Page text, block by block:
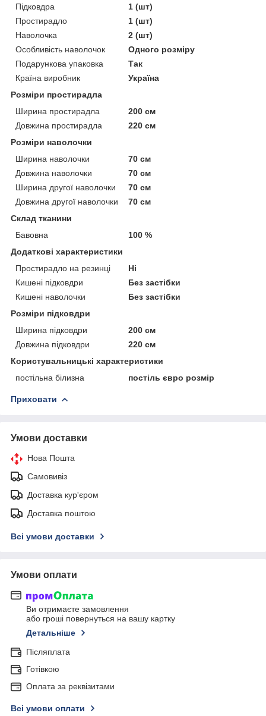
Підковдра
1 (шт)
Простирадло
1 (шт)
Наволочка
2 (шт)
Особливість наволочок
Одного розміру
Подарункова упаковка
Так
Країна виробник
Україна
Розміри простирадла
Ширина простирадла
200 см
Довжина простирадла
220 см
Розміри наволочки
Ширина наволочки
70 см
Довжина наволочки
70 см
Ширина другої наволочки
70 см
Довжина другої наволочки
70 см
Склад тканини
Бавовна
100 %
Додаткові характеристики
Простирадло на резинці
Ні
Кишені підковдри
Без застібки
Кишені наволочки
Без застібки
Розміри підковдри
Ширина підковдри
200 см
Довжина підковдри
220 см
Користувальницькі характеристики
постільна білизна
постіль євро розмір
Приховати
Умови доставки
Нова Пошта
Самовивіз
Доставка кур'єром
Доставка поштою
Всі умови доставки
Умови оплати
Ви отримаєте замовлення
або гроші повернуться на вашу картку
Детальніше
Післяплата
Готівкою
Оплата за реквізитами
Всі умови оплати